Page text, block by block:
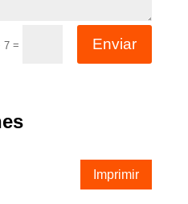
7 = Enviar
Imprimir